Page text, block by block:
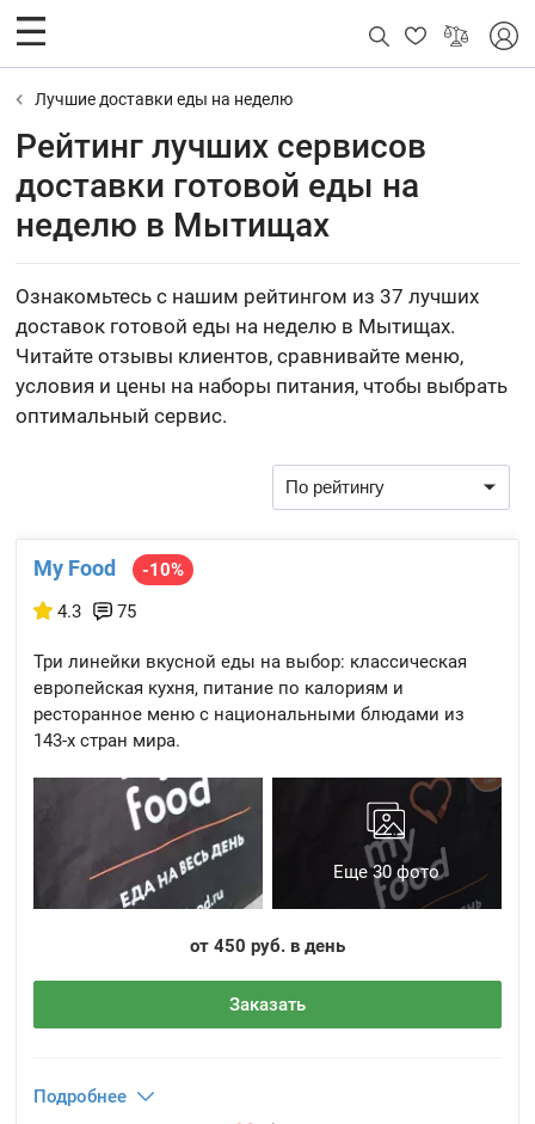
Лучшие доставки еды на неделю
Рейтинг лучших сервисов
доставки готовой еды на
неделю в Мытищах
Ознакомьтесь с нашим рейтингом из 37 лучших
доставок готовой еды на неделю в Мытищах.
Читайте отзывы клиентов, сравнивайте меню,
условия и цены на наборы питания, чтобы выбрать
оптимальный сервис.
My Food
-10%
4.3
75
Три линейки вкусной еды на выбор: классическая
европейская кухня, питание по калориям и
ресторанное меню с национальными блюдами из
143-х стран мира.
Еще 30 фото
от 450 руб. в день
Заказать
Подробнее